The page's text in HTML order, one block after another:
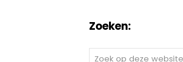
Zoeken:
Zoek